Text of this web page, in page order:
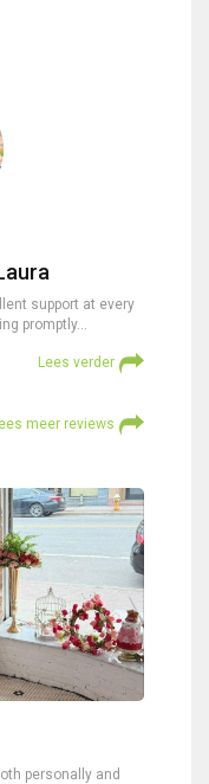
support at every
promptly…
Lees verder
meer reviews
personally and